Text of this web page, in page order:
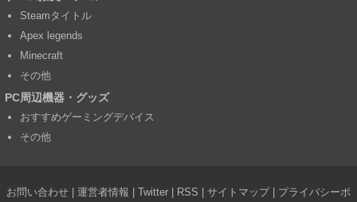
Steamタイトル
Apex legends
Minecraft
その他
PC周辺機器・グッズ
おすすめゲーミングデバイス
その他
お問い合わせ 運営者情報 Twitter RSS サイトマップ| プライバシーポ